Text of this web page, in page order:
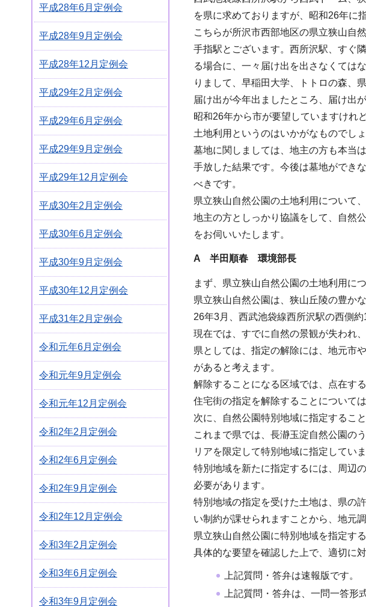
平成28年6月定例会
平成28年9月定例会
平成28年12月定例会
平成29年2月定例会
平成29年6月定例会
平成29年9月定例会
平成29年12月定例会
平成30年2月定例会
平成30年6月定例会
平成30年9月定例会
平成30年12月定例会
平成31年2月定例会
令和元年6月定例会
令和元年9月定例会
令和元年12月定例会
令和2年2月定例会
令和2年6月定例会
令和2年9月定例会
令和2年12月定例会
令和3年2月定例会
令和3年6月定例会
令和3年9月定例会
を県に求めておりますが、昭和26年に
こちらが所沢市西部地区の県立狭山自
手指駅とございます。西所沢駅、すぐ
る場合に、一々届け出を出さなくては
りまして、早稲田大学、トトロの森、
届け出が今年出ましたところ、届け出
昭和26年から市が要望していますけれ
土地利用というのはいかがなものでしょ
墓地に関しましては、地主の方も本当
手放した結果です。今後は墓地ができ
べきです。
県立狭山自然公園の土地利用について
地主の方としっかり協議をして、自然
をお伺いいたします。
A 半田順春 環境部長
まず、県立狭山自然公園の土地利用に
県立狭山自然公園は、狭山丘陵の豊か
26年3月、西武池袋線西所沢駅の西側
現在では、すでに自然の景観が失われ
県としては、指定の解除には、地元市
があると考えます。
解除することになる区域では、点在す
住宅街の指定を解除することについて
次に、自然公園特別地域に指定するこ
これまで県では、長瀞玉淀自然公園の
リアを限定して特別地域に指定していま
特別地域を新たに指定するには、周辺
必要があります。
特別地域の指定を受けた土地は、県の
い制約が課せられますことから、地元
県立狭山自然公園に特別地域を指定す
具体的な要望を確認した上で、適切に
上記質問・答弁は速報版です。
上記質問・答弁は、一問一答形